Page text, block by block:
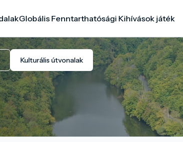
Globális Fenntarthatósági Kihívások játék
Kulturális útvonalak